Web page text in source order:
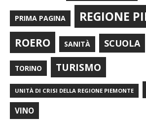
PRIMA PAGINA REGIONE
ROERO SANITÀ SCUOLA
TORINO TURISMO
UNITÀ DI CRISI DELLA REGIONE PIEMONTE
VINO